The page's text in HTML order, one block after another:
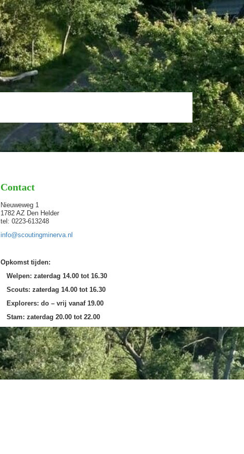
Contact
Nieuweweg 1
1782 AZ Den Helder
tel: 0223-613248
info@scoutingminerva.nl
Opkomst tijden:
Welpen: zaterdag 14.00 tot 16.30
Scouts: zaterdag 14.00 tot 16.30
Explorers: do – vrij vanaf 19.00
Stam: zaterdag 20.00 tot 22.00